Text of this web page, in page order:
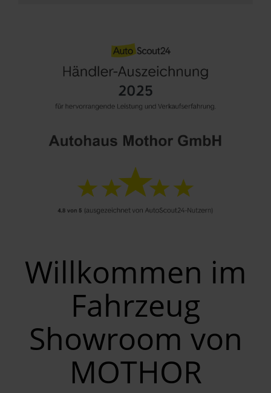
Willkommen im
Fahrzeug
Showroom von
MOTHOR